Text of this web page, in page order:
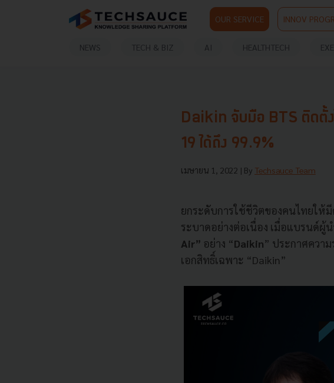
OUR SERVICE INNOV
NEWS TECH & BIZ AI HEALTHTECH
Daikin จับมือ BTS ติดตั้
19 ได้ถึง 99.9%
เมษายน 1, 2022 | By Techsauce Team
ยกระดับการใช้ชีวิตของคนไทยให้
ระบาดอย่างต่อเนื่อง เมื่อแบรนด์ผู้
Air” อย่าง “Daikin” ประกาศควา
เอกสิทธิ์เฉพาะ “Daikin”